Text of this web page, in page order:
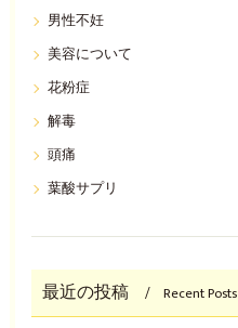
男性不妊
美容について
花粉症
解毒
頭痛
葉酸サプリ
最近の投稿 Recent Posts